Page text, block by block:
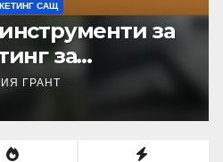
В ПОЛША
на видео
ангажиране
ГРАНТ